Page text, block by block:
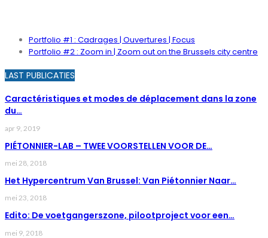
Portfolio #1 : Cadrages | Ouvertures | Focus
Portfolio #2 : Zoom in | Zoom out on the Brussels city centre
LAST PUBLICATIES
Caractéristiques et modes de déplacement dans la zone
du…
apr 9, 2019
PIÉTONNIER-LAB – TWEE VOORSTELLEN VOOR DE…
mei 28, 2018
Het Hypercentrum Van Brussel: Van Piétonnier Naar…
mei 23, 2018
Edito: De voetgangerszone, pilootproject voor een…
mei 9, 2018